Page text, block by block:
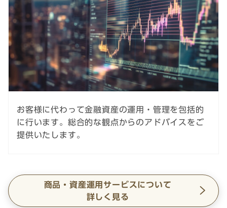
お客様に代わって金融資産の運用・管理を包括的
に行います。総合的な観点からのアドバイスをご
提供いたします。
商品・資産運用サービスについて
詳しく見る